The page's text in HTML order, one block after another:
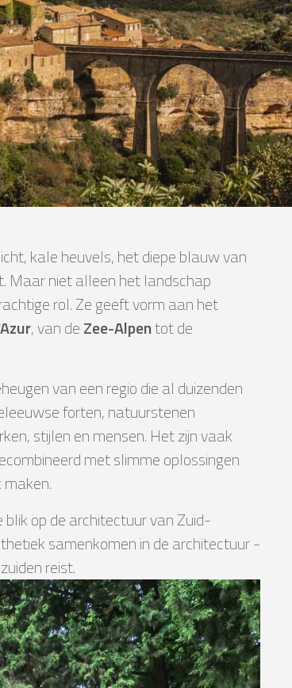
kale heuvels, het diepe blauw van
Maar niet alleen het landschap
rol. Ze geeft vorm aan het
, van deZee-Alpentot de
van een regio die al duizenden
forten, natuurstenen
stijlen en mensen. Het zijn vaak
met slimme oplossingen
op de architectuur van Zuid-
samenkomen in de architectuur -
reist.